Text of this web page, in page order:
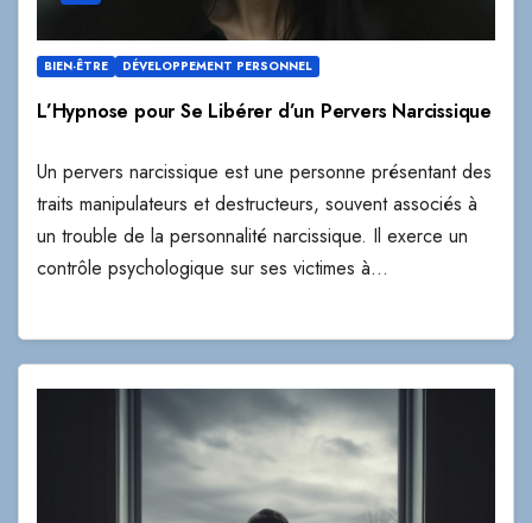
BIEN-ÊTRE DÉVELOPPEMENT PERSONNEL
L’Hypnose pour Se Libérer d’un Pervers Narcissique
Un pervers narcissique est une personne présentant des
traits manipulateurs et destructeurs, souvent associés à
un trouble de la personnalité narcissique. Il exerce un
contrôle psychologique sur ses victimes à…